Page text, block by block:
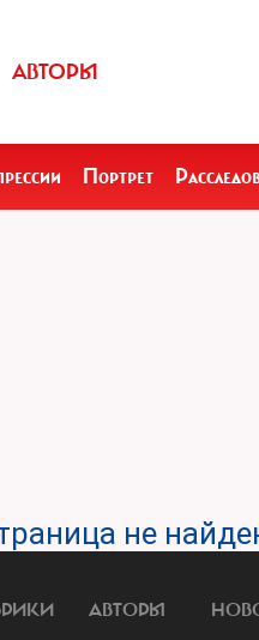
АВТОРЫ
Портрет
не
АВТОРЫ